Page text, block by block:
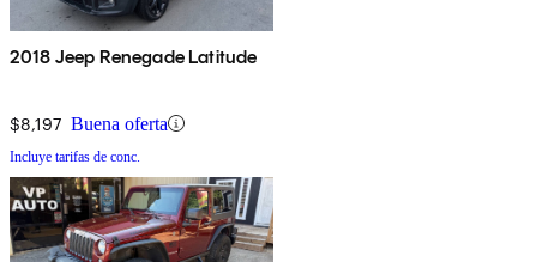
2018 Jeep Renegade Latitude
$8,197 Buena oferta
Incluye tarifas de conc.